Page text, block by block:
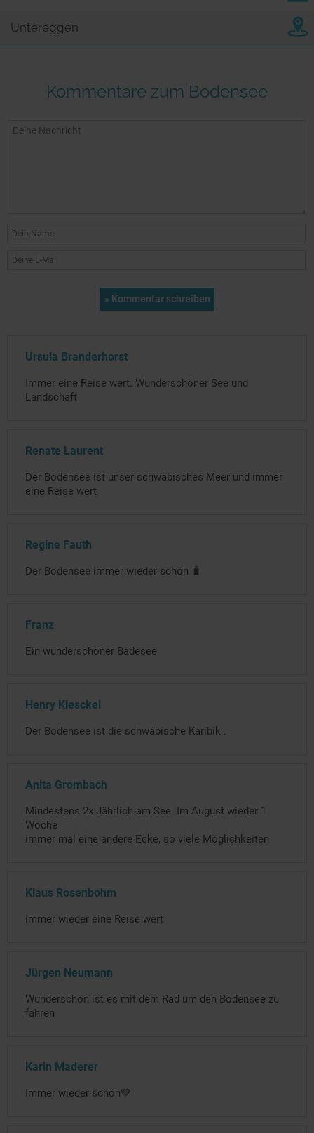
Untereggen
Kommentare zum Bodensee
Ursula Branderhorst
Immer eine Reise wert. Wunderschöner See und
Landschaft
Renate Laurent
Der Bodensee ist unser schwäbisches Meer und immer
eine Reise wert
Regine Fauth
Der Bodensee immer wieder schön 🧳
Franz
Ein wunderschöner Badesee
Henry Kiesckel
Der Bodensee ist die schwäbische Karibik .
Anita Grombach
Mindestens 2x Jährlich am See. Im August wieder 1
Woche
immer mal eine andere Ecke, so viele Möglichkeiten
Klaus Rosenbohm
immer wieder eine Reise wert
Jürgen Neumann
Wunderschön ist es mit dem Rad um den Bodensee zu
fahren
Karin Maderer
Immer wieder schön💚